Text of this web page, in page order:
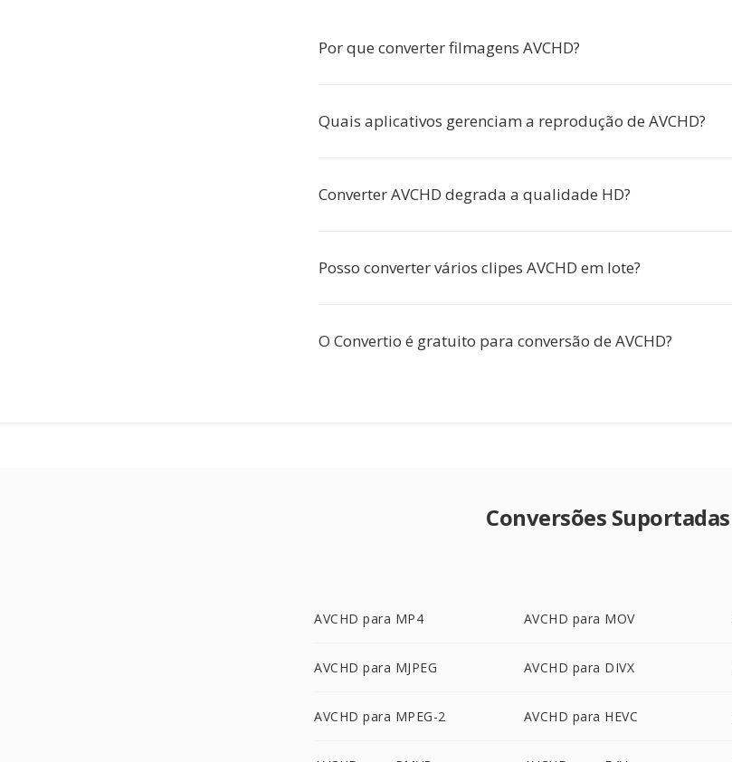
Por que converter filmagens AVCHD?
Quais aplicativos gerenciam a reprodução de AVCHD?
Converter AVCHD degrada a qualidade HD?
Posso converter vários clipes AVCHD em lote?
O Convertio é gratuito para conversão de AVCHD?
Conversões Suportadas
AVCHD para MP4 AVCHD para MOV
AVCHD para MJPEG AVCHD para DIVX
AVCHD para MPEG-2 AVCHD para HEVC